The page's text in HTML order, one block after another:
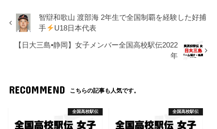
智辯和歌山 渡部海 2年生で全国制覇を経験した好捕
手
U18日本代表
【日大三島•静岡】女子メンバー全国高校駅伝2022
年
RECOMMEND こちらの記事も人気です。
全国高校駅伝 全国高校駅伝